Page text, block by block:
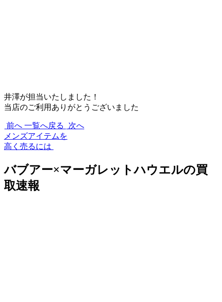
井澤が担当いたしました！
当店のご利用ありがとうございました
前へ 一覧へ戻る
次へ
メンズアイテムを
高く売るには
バブアー×マーガレットハウエルの買
取速報